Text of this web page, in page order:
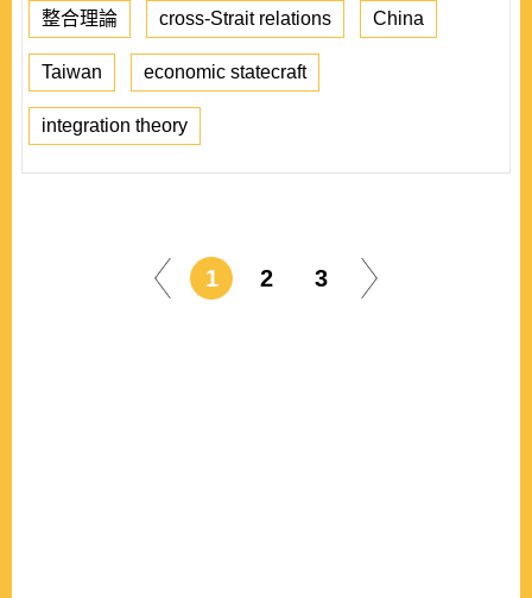
整合理論 cross-Strait relations China
Taiwan economic statecraft
integration theory
1 2 3